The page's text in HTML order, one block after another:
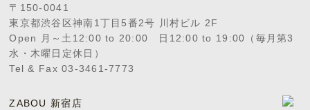
〒150-0041
東京都渋谷区神南1丁目5番2号 川村ビル 2F
Open 月～土12:00 to 20:00 日12:00 to 19:00（毎月第3
水・木曜日定休日）
Tel & Fax 03-3461-7773
ZABOU 新宿店